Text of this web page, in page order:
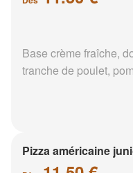
Base crème fraîche,
tranche de poulet,
Pizza américaine